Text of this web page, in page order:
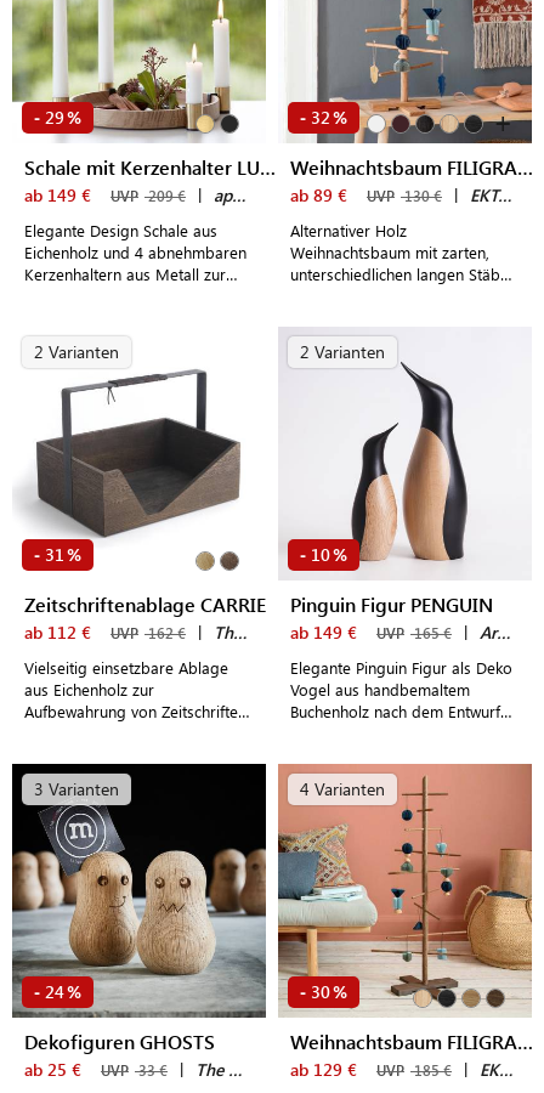
- 29 %
Schale mit Kerzenhalter LUNA
ab 149 € UVP 209 € | applicata
Elegante Design Schale aus
Eichenholz und 4 abnehmbaren
Kerzenhaltern aus Metall zur
- 32 % +
Weihnachtsbaum FILIGRANTREE (S)
ab 89 € UVP 130 € | EKTA Living
Alternativer Holz
Weihnachtsbaum mit zarten,
unterschiedlichen langen Stäben
fürs Sideboard und kleine
Wohnräume
2 Varianten
- 31 %
Zeitschriftenablage CARRIE
ab 112 € UVP 162 € | The Oak Men
Vielseitig einsetzbare Ablage
aus Eichenholz zur
Aufbewahrung von Zeitschriften,
2 Varianten
- 10%
Pinguin Figur PENGUIN
ab 149 € UVP 165 € | Architectmade
Elegante Pinguin Figur als Deko
Vogel aus handbemaltem
Buchenholz nach dem Entwurf
3 Varianten
- 24%
Dekofiguren GHOSTS
ab 25 € UVP 33 € | The Oak Men
4 Varianten
- 30%
Weihnachtsbaum FILIGRANTREE (M)
ab 129 € UVP 185 € | EKTA Living